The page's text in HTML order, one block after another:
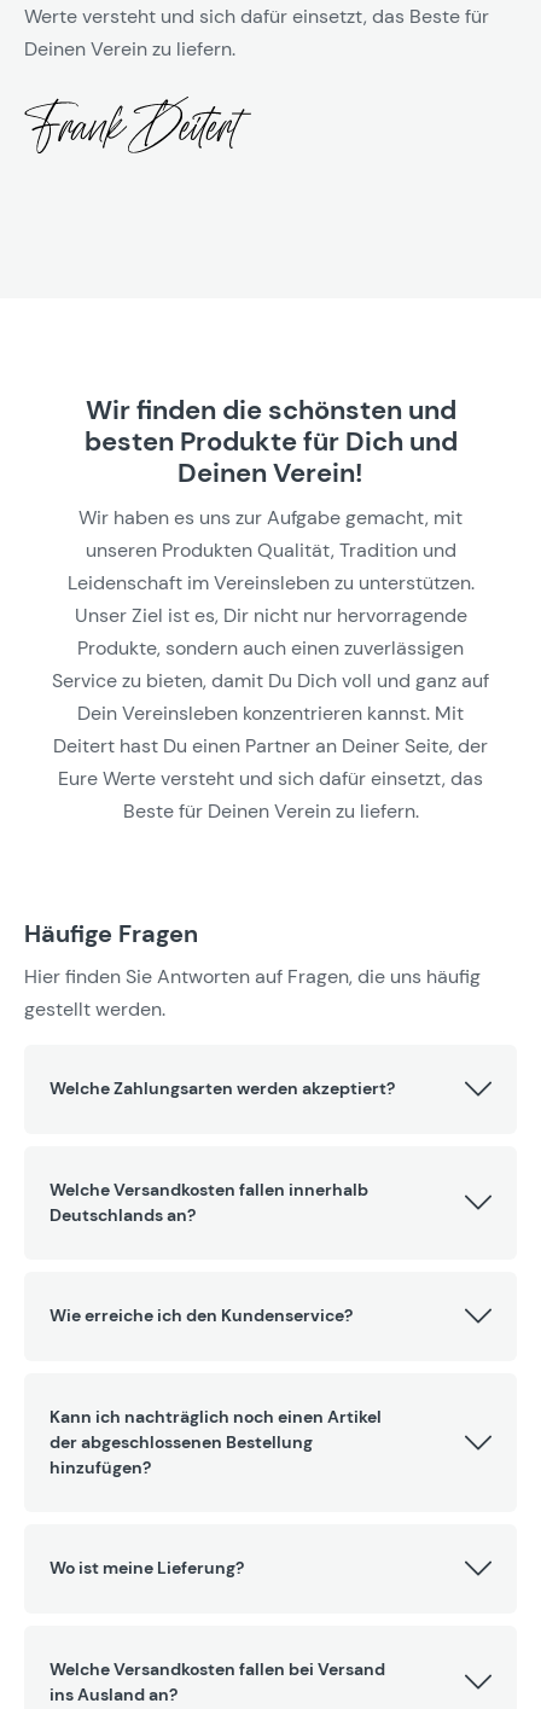
Werte versteht und sich dafür einsetzt, das Beste für
Deinen Verein zu liefern.
Wir finden die schönsten und
besten Produkte für Dich und
Deinen Verein!
Wir haben es uns zur Aufgabe gemacht, mit
unseren Produkten Qualität, Tradition und
Leidenschaft im Vereinsleben zu unterstützen.
Unser Ziel ist es, Dir nicht nur hervorragende
Produkte, sondern auch einen zuverlässigen
Service zu bieten, damit Du Dich voll und ganz auf
Dein Vereinsleben konzentrieren kannst. Mit
Deitert hast Du einen Partner an Deiner Seite, der
Eure Werte versteht und sich dafür einsetzt, das
Beste für Deinen Verein zu liefern.
Häufige Fragen
Hier finden Sie Antworten auf Fragen, die uns häufig
gestellt werden.
Welche Zahlungsarten werden akzeptiert?
Welche Versandkosten fallen innerhalb
Deutschlands an?
Wie erreiche ich den Kundenservice?
Kann ich nachträglich noch einen Artikel
der abgeschlossenen Bestellung
hinzufügen?
Wo ist meine Lieferung?
Welche Versandkosten fallen bei Versand
ins Ausland an?